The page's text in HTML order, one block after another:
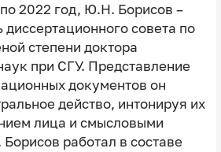
2022 год, Ю.Н. Борисов –
диссертационного совета по
степени доктора
при СГУ. Представление
документов он
действо, интонируя их
лица и смысловыми
работал в составе